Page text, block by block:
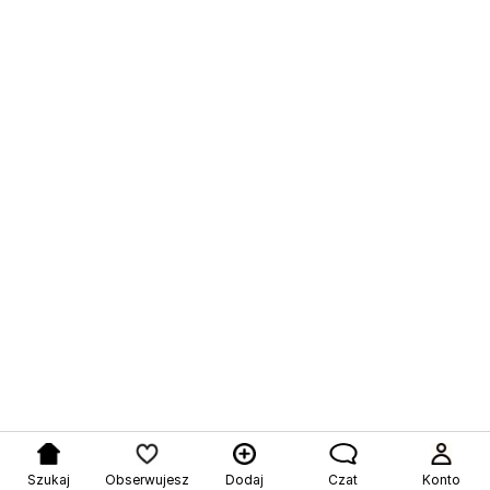
Szukaj Obserwujesz Dodaj Czat Konto